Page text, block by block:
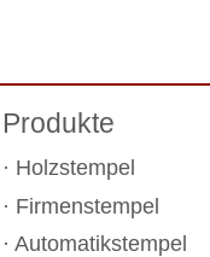
Produkte
Holzstempel
Firmenstempel
Automatikstempel